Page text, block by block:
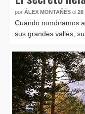
por ÁLEX MONTAÑÉS el 28
Cuando nombramos
sus grandes valles,